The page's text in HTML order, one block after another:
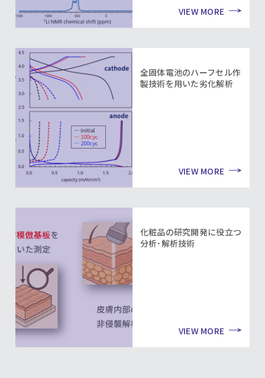
VIEW MORE
全固体電池のハーフセル作
製技術を用いた劣化解析
VIEW MORE
化粧品の研究開発に役立つ
分析･解析技術
VIEW MORE